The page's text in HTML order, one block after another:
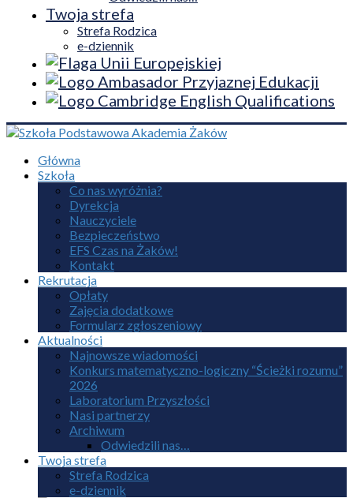
Twoja strefa
Strefa Rodzica
e-dziennik
Główna
Szkoła
Co nas wyróżnia?
Dyrekcja
Nauczyciele
Bezpieczeństwo
EFS Czas na Żaków!
Kontakt
Rekrutacja
Opłaty
Zajęcia dodatkowe
Formularz zgłoszeniowy
Aktualności
Najnowsze wiadomości
Konkurs matematyczno-logiczny “Ścieżki rozumu”
2026
Laboratorium Przyszłości
Nasi partnerzy
Archiwum
Odwiedzili nas…
Twoja strefa
Strefa Rodzica
e-dziennik